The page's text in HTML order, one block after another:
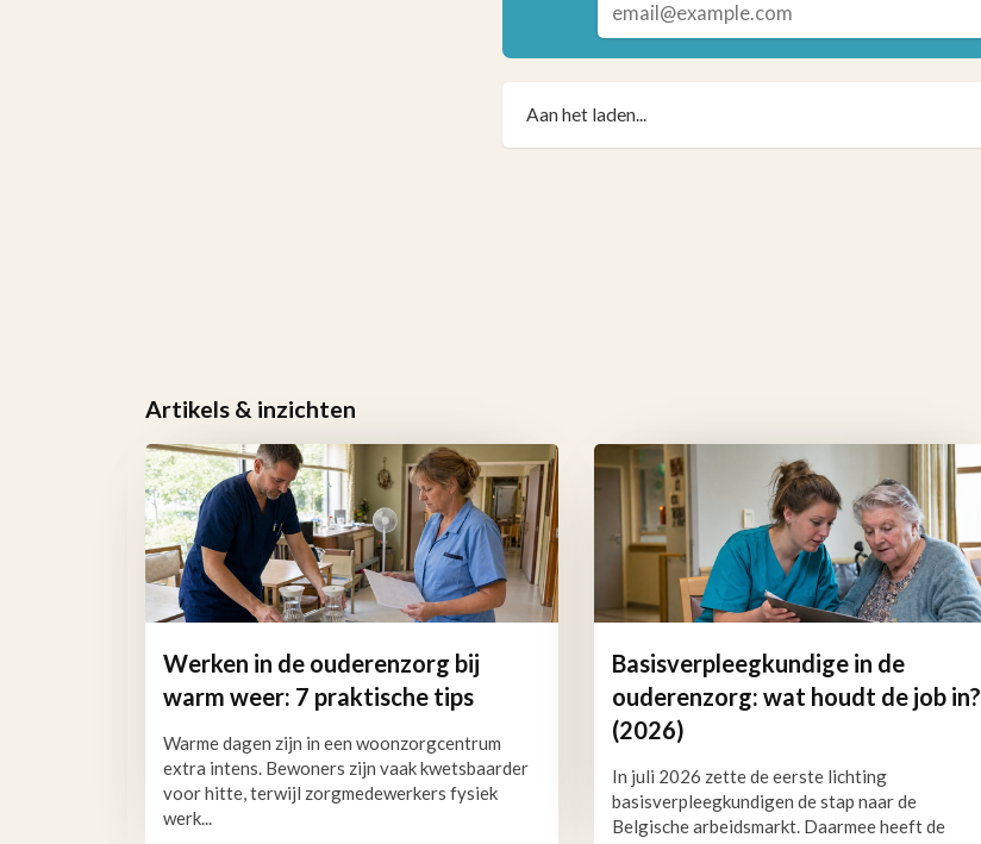
Aan het laden...
Artikels & inzichten
Werken in de ouderenzorg bij
warm weer: 7 praktische tips
Warme dagen zijn in een woonzorgcentrum
extra intens. Bewoners zijn vaak kwetsbaarder
voor hitte, terwijl zorgmedewerkers fysiek
werk...
Basisverpleegkundige in de
ouderenzorg: wat houdt de job in?
(2026)
In juli 2026 zette de eerste lichting
basisverpleegkundigen de stap naar de
Belgische arbeidsmarkt. Daarmee heeft de